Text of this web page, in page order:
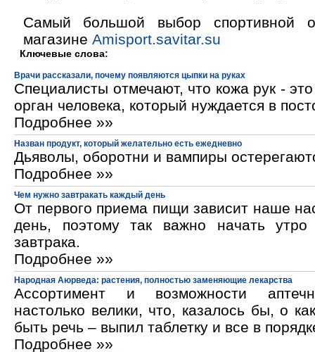
Самый большой выбор спортивной
магазине Amisport.savitar.su
Ключевые слова:
Врачи рассказали, почему появляются цыпки на руках
Специалисты отмечают, что кожа рук -
орган человека, который нуждается в
Подробнее »»
Назван продукт, который желательно есть ежедневно
Дьяволы, оборотни и вампиры
Подробнее »»
Чем нужно завтракать каждый день
От первого приема пищи зависит наше
день, поэтому так важно начать утро
завтрака.
Подробнее »»
Народная Аюрведа: растения, полностью заменяющие лекарства
Ассортимент и возможности
настолько велики, что, казалось бы, о
быть речь – выпил таблетку и все в
Подробнее »»